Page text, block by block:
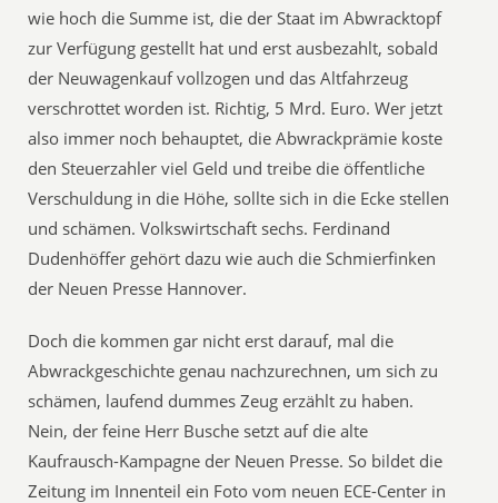
wie hoch die Summe ist, die der Staat im Abwracktopf
zur Verfügung gestellt hat und erst ausbezahlt, sobald
der Neuwagenkauf vollzogen und das Altfahrzeug
verschrottet worden ist. Richtig, 5 Mrd. Euro. Wer jetzt
also immer noch behauptet, die Abwrackprämie koste
den Steuerzahler viel Geld und treibe die öffentliche
Verschuldung in die Höhe, sollte sich in die Ecke stellen
und schämen. Volkswirtschaft sechs. Ferdinand
Dudenhöffer gehört dazu wie auch die Schmierfinken
der Neuen Presse Hannover.
Doch die kommen gar nicht erst darauf, mal die
Abwrackgeschichte genau nachzurechnen, um sich zu
schämen, laufend dummes Zeug erzählt zu haben.
Nein, der feine Herr Busche setzt auf die alte
Kaufrausch-Kampagne der Neuen Presse. So bildet die
Zeitung im Innenteil ein Foto vom neuen ECE-Center in